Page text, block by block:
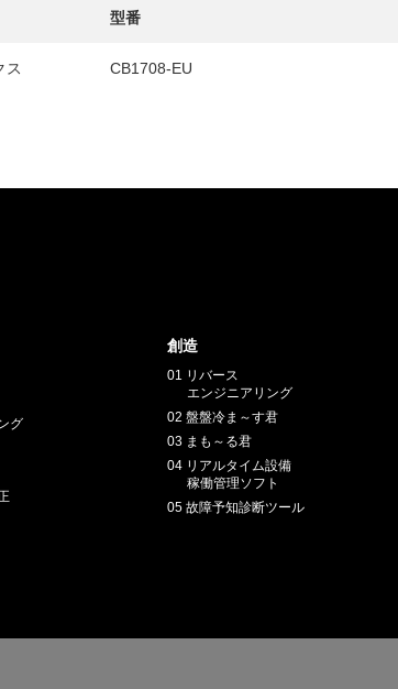
型番
ス CB1708-EU
グ
創造
01 リバース
エンジニアリング
02 盤盤冷ま～す君
03 まも～る君
04 リアルタイム設備
稼働管理ソフト
05 故障予知診断ツール